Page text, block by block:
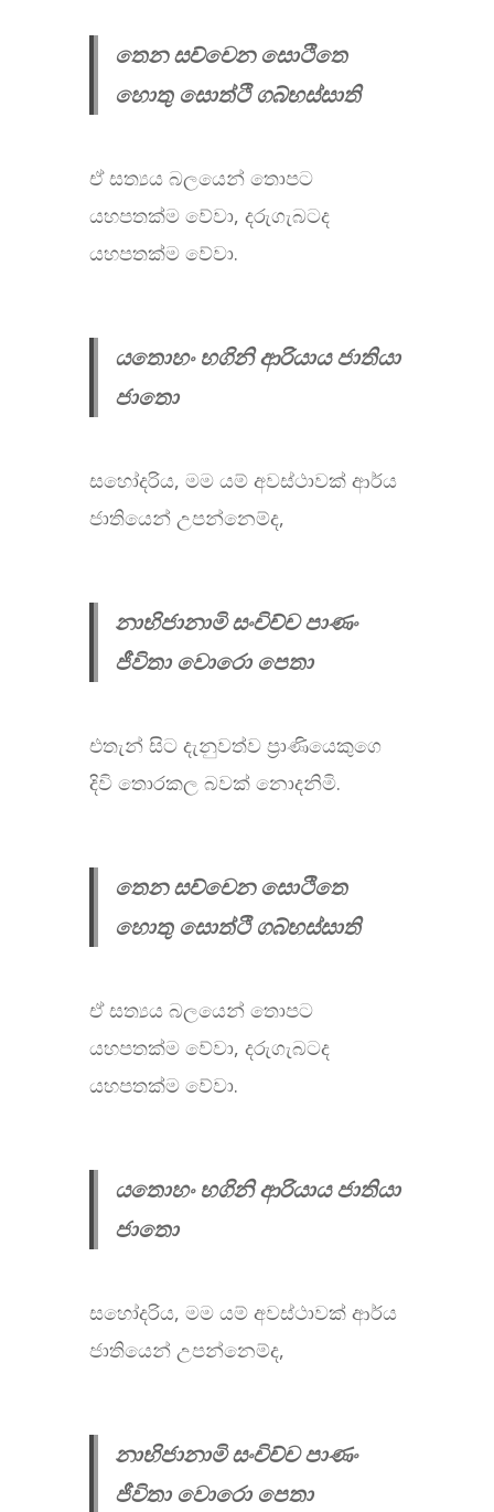
තෙන සච්චෙන සොථිතෙ
හොතු සොත්ථි ගබ්භස්සාති
ඒ සත්‍යය බලයෙන් තොපට
යහපතක්ම වේවා, දරුගැබටද
යහපතක්ම වේවා.
යතොහං භගිනි ආරියාය ජාතියා
ජාතො
සහෝදරිය, මම යම් අවස්ථාවක් ආර්ය
ජාතියෙන් උපන්නෙම්ද,
නාභිජානාමි සංචිච්ච පාණං
ජීවිතා වොරො පෙතා
එතැන් සිට දැනුවත්ව ප්‍රාණියෙකුගෙ
දිවි තොරකල බවක් නොදනිමි.
තෙන සච්චෙන සොථිතෙ
හොතු සොත්ථි ගබ්භස්සාති
ඒ සත්‍යය බලයෙන් තොපට
යහපතක්ම වේවා, දරුගැබටද
යහපතක්ම වේවා.
යතොහං භගිනි ආරියාය ජාතියා
ජාතො
සහෝදරිය, මම යම් අවස්ථාවක් ආර්ය
ජාතියෙන් උපන්නෙම්ද,
නාභිජානාමි සංචිච්ච පාණං
ජීවිතා වොරො පෙතා